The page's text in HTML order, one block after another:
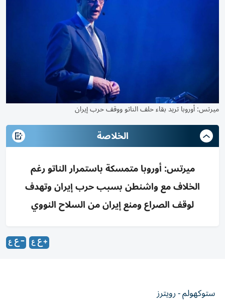
ميرتس: أوروبا تريد بقاء حلف الناتو ووقف حرب إيران
الخلاصة
ميرتس: أوروبا متمسكة باستمرار الناتو رغم
الخلاف مع واشنطن بسبب حرب إيران وتهدف
لوقف الصراع ومنع إيران من السلاح النووي
ستوكهولم - رويترز